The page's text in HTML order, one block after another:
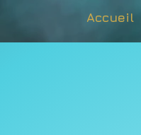
Accueil